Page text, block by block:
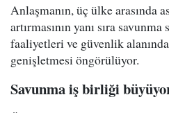
Anlaşmanın, üç ülke arasında
artırmasının yanı sıra
faaliyetleri ve güvenlik
genişletmesi öngörülüyor.
Savunma iş birliği